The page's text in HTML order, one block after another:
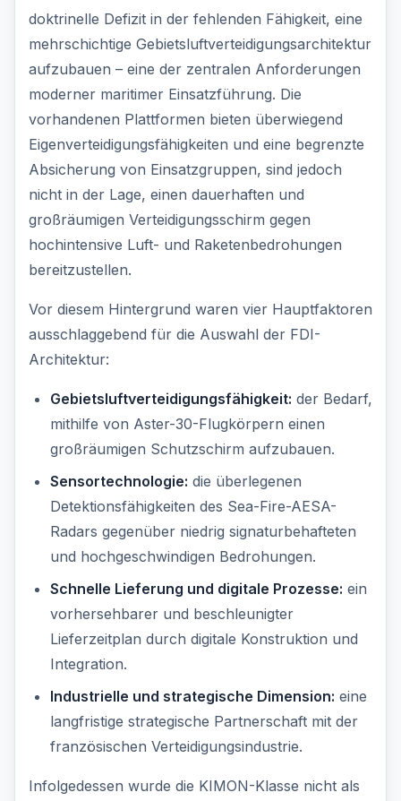
doktrinelle Defizit in der fehlenden Fähigkeit, eine
mehrschichtige Gebietsluftverteidigungsarchitektur
aufzubauen – eine der zentralen Anforderungen
moderner maritimer Einsatzführung. Die
vorhandenen Plattformen bieten überwiegend
Eigenverteidigungsfähigkeiten und eine begrenzte
Absicherung von Einsatzgruppen, sind jedoch
nicht in der Lage, einen dauerhaften und
großräumigen Verteidigungsschirm gegen
hochintensive Luft- und Raketenbedrohungen
bereitzustellen.
Vor diesem Hintergrund waren vier Hauptfaktoren
ausschlaggebend für die Auswahl der FDI-
Architektur:
Gebietsluftverteidigungsfähigkeit: der Bedarf,
mithilfe von Aster-30-Flugkörpern einen
großräumigen Schutzschirm aufzubauen.
Sensortechnologie: die überlegenen
Detektionsfähigkeiten des Sea-Fire-AESA-
Radars gegenüber niedrig signaturbehafteten
und hochgeschwindigen Bedrohungen.
Schnelle Lieferung und digitale Prozesse: ein
vorhersehbarer und beschleunigter
Lieferzeitplan durch digitale Konstruktion und
Integration.
Industrielle und strategische Dimension: eine
langfristige strategische Partnerschaft mit der
französischen Verteidigungsindustrie.
Infolgedessen wurde die KIMON-Klasse nicht als